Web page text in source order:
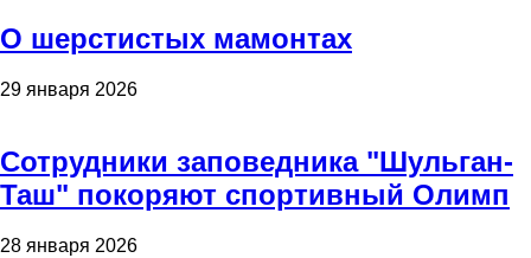
О шерстистых мамонтах
29 января 2026
Сотрудники заповедника "Шульган-
Таш" покоряют спортивный Олимп
28 января 2026